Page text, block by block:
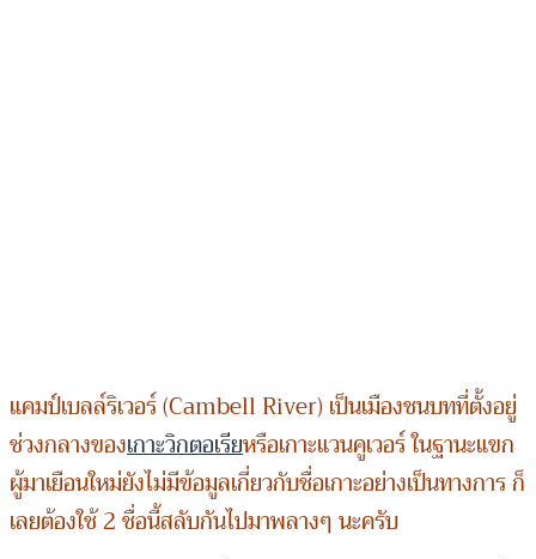
แคมป์เบลล์ริเวอร์ (Cambell River) เป็นเมืองชนบทที่ตั้งอยู่
ช่วงกลางของเกาะวิกตอเรียหรือเกาะแวนคูเวอร์ ในฐานะแขก
ผู้มาเยือนใหม่ยังไม่มีข้อมูลเกี่ยวกับชื่อเกาะอย่างเป็นทางการ ก็
เลยต้องใช้ 2 ชื่อนี้สลับกันไปมาพลางๆ นะครับ